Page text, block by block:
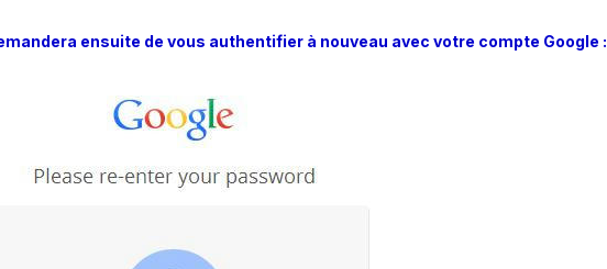
ensuite de vous authentifier à nouveau avec votre compte Google :